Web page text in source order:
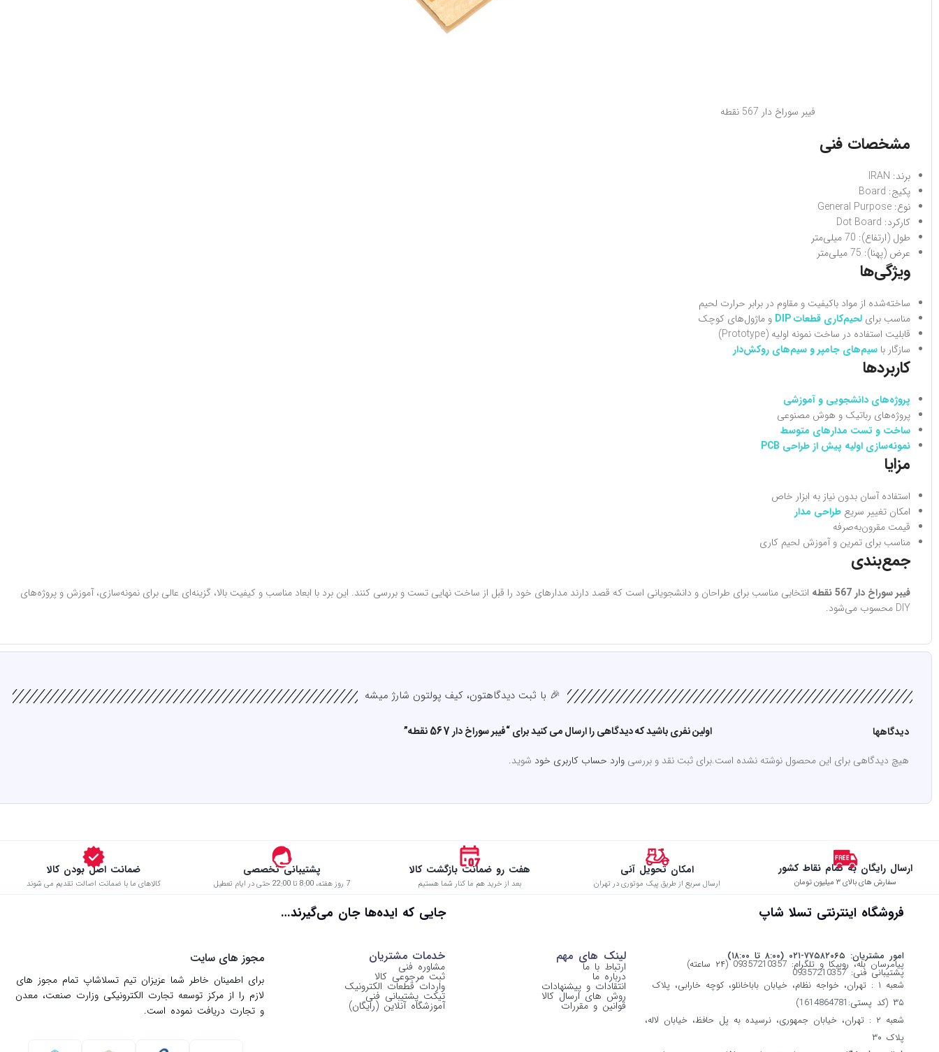
فیبر سوراخ دار 567 نقطه
مشخصات فنی
برند: IRAN
پکیج: Board
نوع: General Purpose
کارکرد: Dot Board
طول (ارتفاع): 70 میلی‌متر
عرض (پهنا): 75 میلی‌متر
ویژگی‌ها
ساخته‌شده از مواد باکیفیت و مقاوم در برابر حرارت لحیم
مناسب برای لحیم‌کاری قطعات DIP
و ماژول‌های کوچک
قابلیت استفاده در ساخت نمونه اولیه (Prototype)
سازگار با سیم‌های جامپر و سیم‌های روکش‌دار
کاربردها
پروژه‌های دانشجویی و آموزشی
پروژه‌های رباتیک و هوش مصنوعی
ساخت و تست مدارهای متوسط
نمونه‌سازی اولیه پیش از طراحی PCB
مزایا
استفاده آسان بدون نیاز به ابزار خاص
امکان تغییر سریع طراحی مدار
قیمت مقرون‌به‌صرفه
مناسب برای تمرین و آموزش لحیم کاری
جمع‌بندی
فیبر سوراخ دار 567 نقطه
انتخابی مناسب برای طراحان و دانشجویانی است که قصد دارند مدارهای خود را قبل از ساخت نهایی تست و بررسی کنند. این برد با ابعاد مناسب و کیفیت بالا، گزینه‌ای عالی برای نمونه‌سازی، آموزش و پروژه‌های
DIY محسوب می‌شود.
🎉 با ثبت دیدگاهتون، کیف پولتون شارژ میشه
دیدگاهها
هیچ دیدگاهی برای این محصول نوشته نشده است.
اولین نفری باشید که دیدگاهی را ارسال می کنید برای “فیبر سوراخ دار 567 نقطه”
برای ثبت نقد و بررسی وارد حساب کاربری خود شوید.
ارسال رایگان به تمام نقاط کشور
سفارش های بالای ۳ میلیون تومان
امکان تحویل آنی
ارسال سریع از طریق پیک موتوری در تهران
هفت رو ضمانت بازگشت کالا
بعد از خرید هم ما کنار شما هستیم
پشتیبانی تخصصی
7 روز هفته، 8:00 تا 22:00 حتی در ایام تعطیل
ضمانت اصل بودن کالا
کالاهای ما با ضمانت اصالت تقدیم می شوند
فروشگاه اینترنتی تسلا شاپ جایی که ایده‌ها جان می‌گیرند…
امور مشتریان: ۷۷۵۸۲۰۶۵-۰۲۱ (۸:۰۰ تا ۱۸:۰۰)
پیامرسان بله، روبیکا و تلگرام: 09357210357 (۲۴ ساعته)
پشتیبانی فنی: 09357210357
شعبه ۱ : تهران، خواجه نظام، خیابان باباخانلو، کوچه خارابی، پلاک
۳۵ (کد پستی:1614864781)
شعبه ۲ : تهران، خیابان جمهوری، نرسیده به پل حافظ، خیابان لاله،
پلاک ۳۰
لینک های مهم
ارتباط با ما
درباره ما
انتقادات و پیشنهادات
روش های ارسال کالا
قوانین و مقررات
خدمات مشتریان
مشاوره فنی
ثبت مرجوعی کالا
واردات قطعات الکترونیک
تیکت پشتیبانی فنی
آموزشگاه آنلاین (رایگان)
مجوز های سایت
برای اطمینان خاطر شما عزیزان تیم تسلاشاپ تمام مجوز های
لازم را از مركز توسعه تجارت الكترونیكی وزارت صنعت، معدن
و تجارت دریافت نموده است.